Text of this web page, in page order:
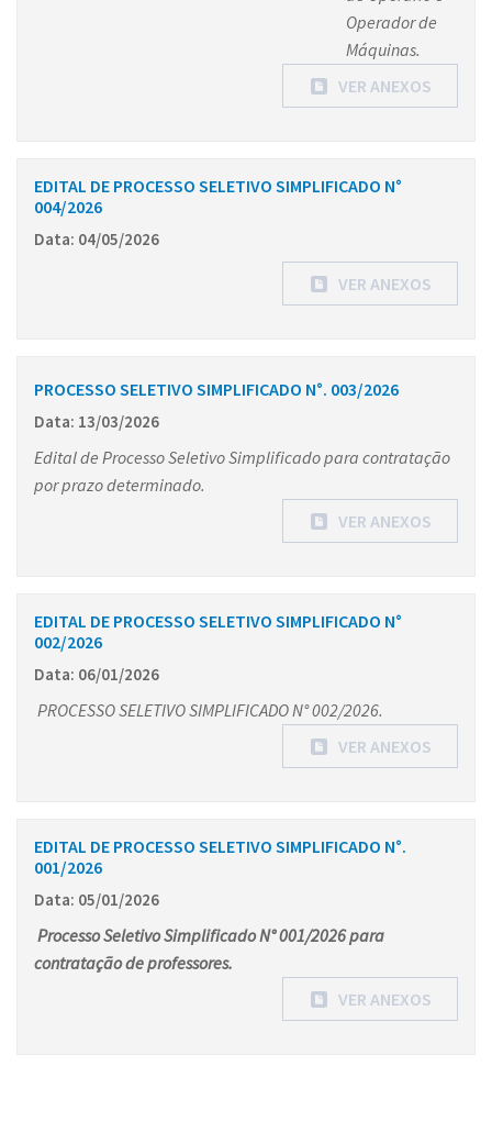
Operador de
Máquinas.
VER ANEXOS
EDITAL DE PROCESSO SELETIVO SIMPLIFICADO N°
004/2026
Data: 04/05/2026
VER ANEXOS
PROCESSO SELETIVO SIMPLIFICADO N°. 003/2026
Data: 13/03/2026
Edital de Processo Seletivo Simplificado para contratação
por prazo determinado.
VER ANEXOS
EDITAL DE PROCESSO SELETIVO SIMPLIFICADO N°
002/2026
Data: 06/01/2026
PROCESSO SELETIVO SIMPLIFICADO N° 002/2026.
VER ANEXOS
EDITAL DE PROCESSO SELETIVO SIMPLIFICADO N°.
001/2026
Data: 05/01/2026
Processo Seletivo Simplificado N° 001/2026 para
contratação de professores.
VER ANEXOS